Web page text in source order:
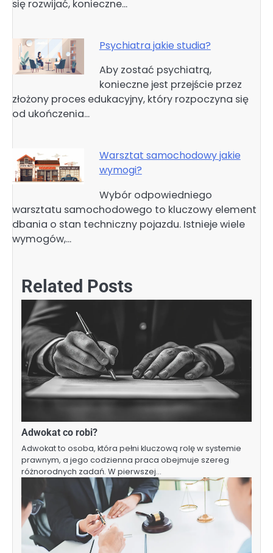
się rozwijać, konieczne…
Psychiatra jakie studia?
Aby zostać psychiatrą,
konieczne jest przejście przez
złożony proces edukacyjny, który rozpoczyna się
od ukończenia…
Warsztat samochodowy jakie
wymogi?
Wybór odpowiedniego
warsztatu samochodowego to kluczowy element
dbania o stan techniczny pojazdu. Istnieje wiele
wymogów,…
Related Posts
Adwokat co robi?
Adwokat to osoba, która pełni kluczową rolę w systemie
prawnym, a jego codzienna praca obejmuje szereg
różnorodnych zadań. W pierwszej…